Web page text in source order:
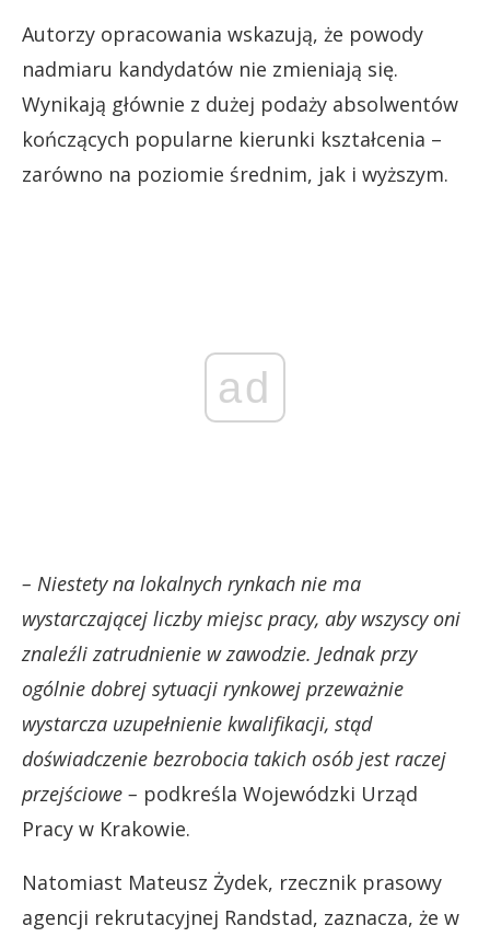
Autorzy opracowania wskazują, że powody
nadmiaru kandydatów nie zmieniają się.
Wynikają głównie z dużej podaży absolwentów
kończących popularne kierunki kształcenia –
zarówno na poziomie średnim, jak i wyższym.
ad
– Niestety na lokalnych rynkach nie ma
wystarczającej liczby miejsc pracy, aby wszyscy oni
znaleźli zatrudnienie w zawodzie. Jednak przy
ogólnie dobrej sytuacji rynkowej przeważnie
wystarcza uzupełnienie kwalifikacji, stąd
doświadczenie bezrobocia takich osób jest raczej
przejściowe – podkreśla Wojewódzki Urząd
Pracy w Krakowie.
Natomiast Mateusz Żydek, rzecznik prasowy
agencji rekrutacyjnej Randstad, zaznacza, że w